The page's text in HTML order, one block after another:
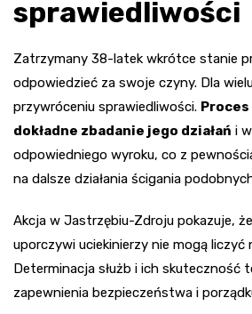
sprawiedliwości
Zatrzymany 38-latek wkrótce stanie
odpowiedzieć za swoje czyny. Dla
przywróceniu sprawiedliwości.
dokładne zbadanie jego działań i
odpowiedniego wyroku, co z
na dalsze działania ścigania
Akcja w Jastrzębiu-Zdroju pokazuje,
uporczywi uciekinierzy nie mogą liczyć
Determinacja służb i ich skuteczność
zapewnienia bezpieczeństwa i